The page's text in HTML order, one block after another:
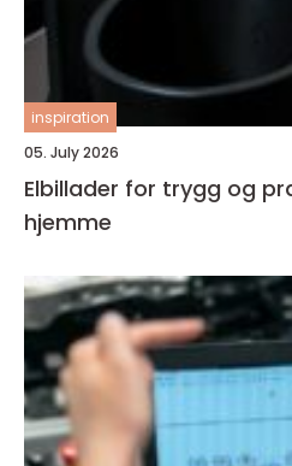
inspiration
05. July 2026
Elbillader for trygg og
hjemme